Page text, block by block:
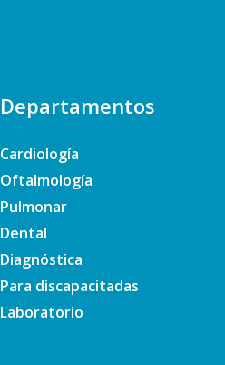
Departamentos
Cardiología
Oftalmología
Pulmonar
Dental
Diagnóstica
Para discapacitadas
Laboratorio